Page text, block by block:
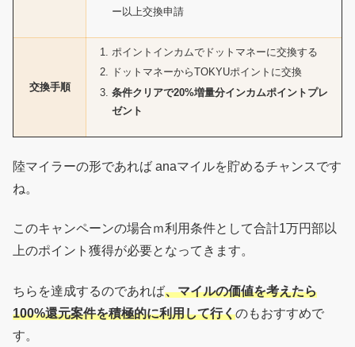
ー以上交換申請
交換手順
ポイントインカムでドットマネーに交換する
ドットマネーからTOKYUポイントに交換
条件クリアで20%増量分インカムポイントプレ
ゼント
陸マイラーの形であれば anaマイルを貯めるチャンスです
ね。
このキャンペーンの場合ｍ利用条件として合計1万円部以
上のポイント獲得が必要となってきます。
ちらを達成するのであれば、マイルの価値を考えたら
100%還元案件を積極的に利用して行くのもおすすめで
す。